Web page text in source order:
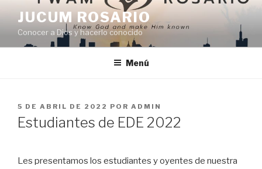
JUCUM ROSARIO
Conocer a Dios y hacerlo conocido
Menú
5 DE ABRIL DE 2022 POR ADMIN
Estudiantes de EDE 2022
Les presentamos los estudiantes y oyentes de nuestra